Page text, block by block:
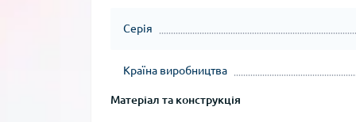
Серія
Країна виробництва
Матеріал та конструкція